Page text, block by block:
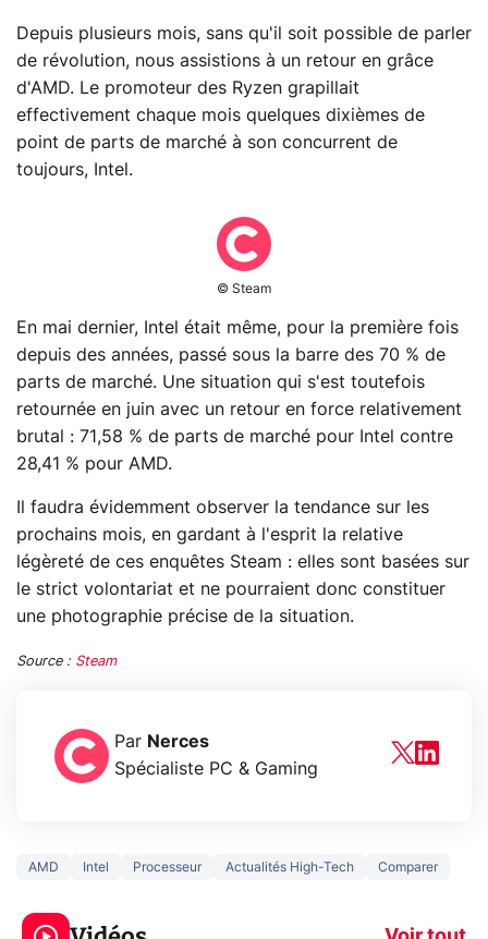
Depuis plusieurs mois, sans qu'il soit possible de parler
de révolution, nous assistions à un retour en grâce
d'AMD. Le promoteur des Ryzen grapillait
effectivement chaque mois quelques dixièmes de
point de parts de marché à son concurrent de
toujours, Intel.
© Steam
En mai dernier, Intel était même, pour la première fois
depuis des années, passé sous la barre des 70 % de
parts de marché. Une situation qui s'est toutefois
retournée en juin avec un retour en force relativement
brutal : 71,58 % de parts de marché pour Intel contre
28,41 % pour AMD.
Il faudra évidemment observer la tendance sur les
prochains mois, en gardant à l'esprit la relative
légèreté de ces enquêtes Steam : elles sont basées sur
le strict volontariat et ne pourraient donc constituer
une photographie précise de la situation.
Source : Steam
Par Nerces
Spécialiste PC & Gaming
AMD Intel Processeur Actualités High-Tech Comparer
319€ ? Voici L'AOC
5